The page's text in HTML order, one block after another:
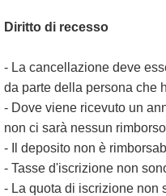
Diritto di recesso
- La cancellazione deve
da parte della persona che
- Dove viene ricevuto un
non ci sarà nessun
- Il deposito non è
- Tasse d'iscrizione non
- La quota di iscrizione non